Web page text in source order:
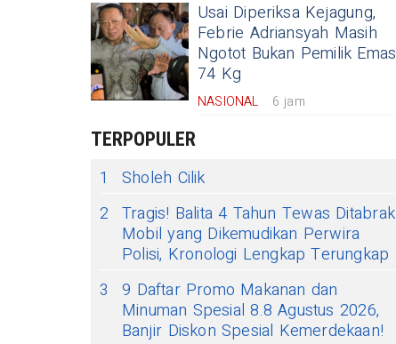
Usai Diperiksa Kejagung,
Febrie Adriansyah Masih
Ngotot Bukan Pemilik Emas
74 Kg
NASIONAL 6 jam
TERPOPULER
1
Sholeh Cilik
2 Tragis! Balita 4 Tahun Tewas Ditabrak
Mobil yang Dikemudikan Perwira
Polisi, Kronologi Lengkap Terungkap
3
9 Daftar Promo Makanan dan
Minuman Spesial 8.8 Agustus 2026,
Banjir Diskon Spesial Kemerdekaan!